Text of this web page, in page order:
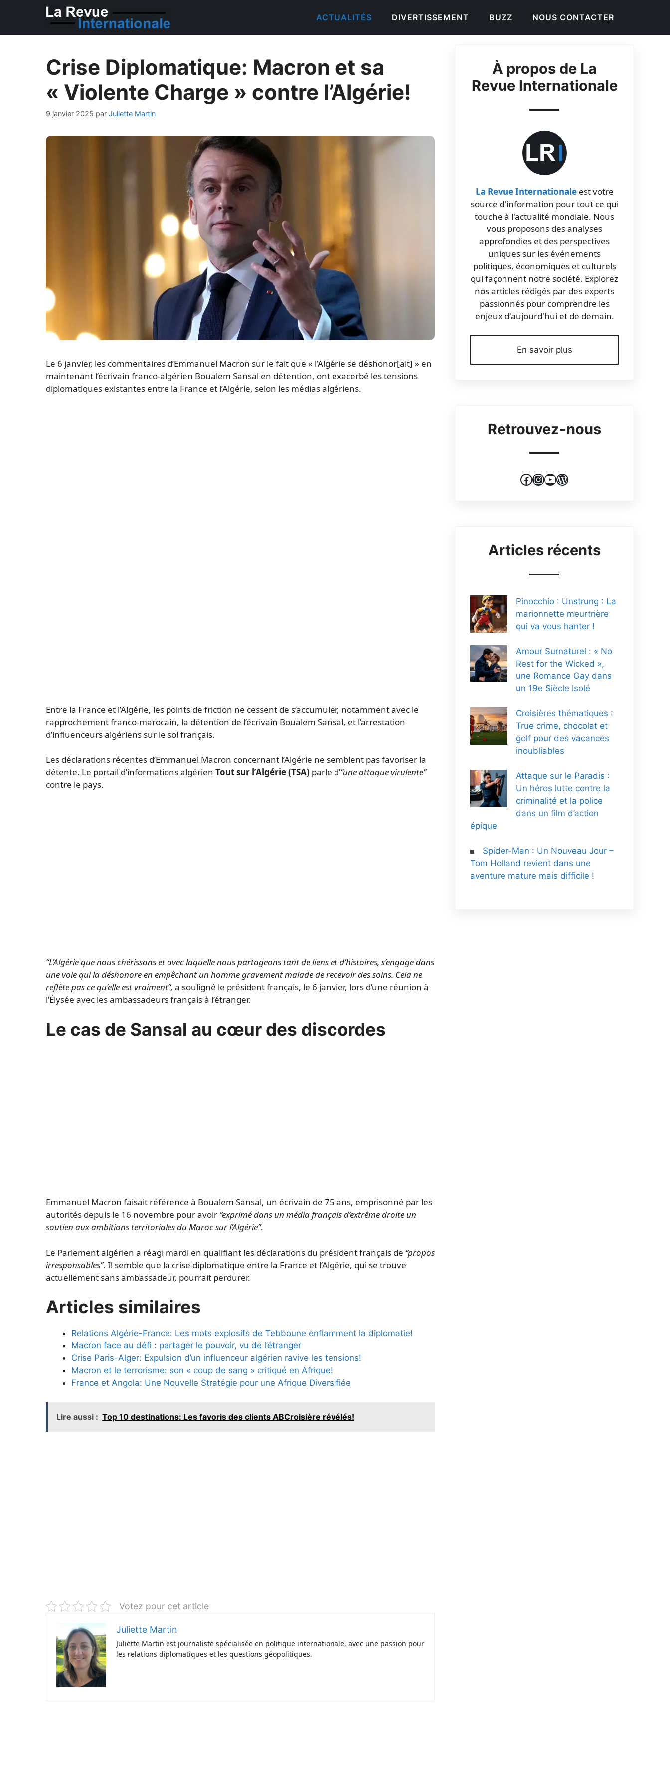
ACTUALITÉS DIVERTISSEMENT BUZZ NOUS CONTACTER
Crise Diplomatique: Macron et sa
« Violente Charge » contre l’Algérie!
9 janvier 2025 par Juliette Martin
Le 6 janvier, les commentaires d’Emmanuel Macron sur le fait que « l’Algérie se déshonor[ait] » en
maintenant l’écrivain franco-algérien Boualem Sansal en détention, ont exacerbé les tensions
diplomatiques existantes entre la France et l’Algérie, selon les médias algériens.
Entre la France et l’Algérie, les points de friction ne cessent de s’accumuler, notamment avec le
rapprochement franco-marocain, la détention de l’écrivain Boualem Sansal, et l’arrestation
d’influenceurs algériens sur le sol français.
Les déclarations récentes d’Emmanuel Macron concernant l’Algérie ne semblent pas favoriser la
détente. Le portail d’informations algérien Tout sur l’Algérie(TSA) parle d’“une attaque virulente”
contre le pays.
“L’Algérie que nous chérissons et avec laquelle nous partageons tant de liens et d’histoires, s’engage dans
une voie qui la déshonore en empêchant un homme gravement malade de recevoir des soins. Cela ne
reflète pas ce qu’elle est vraiment”, a souligné le président français, le 6 janvier, lors d’une réunion à
l’Élysée avec les ambassadeurs français à l’étranger.
Le cas de Sansal au cœur des discordes
Emmanuel Macron faisait référence à Boualem Sansal, un écrivain de 75 ans, emprisonné par les
autorités depuis le 16 novembre pour avoir “exprimé dans un média français d’extrême droite un
soutien aux ambitions territoriales du Maroc sur l’Algérie”.
Le Parlement algérien a réagi mardi en qualifiant les déclarations du président français de “propos
irresponsables”. Il semble que la crise diplomatique entre la France et l’Algérie, qui se trouve
actuellement sans ambassadeur, pourrait perdurer.
Articles similaires
Relations Algérie-France: Les mots explosifs de Tebboune enflamment la diplomatie!
Macron face au défi : partager le pouvoir, vu de l’étranger
Crise Paris-Alger: Expulsion d’un influenceur algérien ravive les tensions!
Macron et le terrorisme: son « coup de sang » critiqué en Afrique!
France et Angola: Une Nouvelle Stratégie pour une Afrique Diversifiée
Lire aussi : Top 10 destinations: Les favoris des clients ABCroisière révélés!
Votez pour cet article
Juliette Martin
Juliette Martin est journaliste spécialisée en politique internationale, avec une passion pour
les relations diplomatiques et les questions géopolitiques.
À propos de La
Revue Internationale
La Revue Internationaleest votre
source d'information pour tout ce qui
touche à l'actualité mondiale. Nous
vous proposons des analyses
approfondies et des perspectives
uniques sur les événements
politiques, économiques et culturels
qui façonnent notre société. Explorez
nos articles rédigés par des experts
passionnés pour comprendre les
enjeux d'aujourd'hui et de demain.
En savoir plus
Retrouvez-nous
Facebook
Instagram
YouTube
WordPress
Articles récents
Pinocchio : Unstrung : La
marionnette meurtrière
qui va vous hanter !
Amour Surnaturel : « No
Rest for the Wicked »,
une Romance Gay dans
un 19e Siècle Isolé
Croisières thématiques :
True crime, chocolat et
golf pour des vacances
inoubliables
Attaque sur le Paradis :
Un héros lutte contre la
criminalité et la police
dans un film d’action
épique
Spider-Man : Un Nouveau Jour –
Tom Holland revient dans une
aventure mature mais difficile !